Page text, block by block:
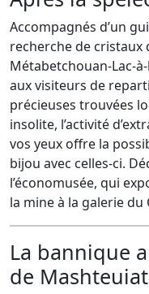
Accompagnés d’un
recherche de cristaux
Métabetchouan-Lac-
aux visiteurs de
précieuses trouvées
insolite, l’activité
vos yeux offre la
bijou avec celles-ci.
l’économusée, qui
la mine à la galerie du
La bannique
de